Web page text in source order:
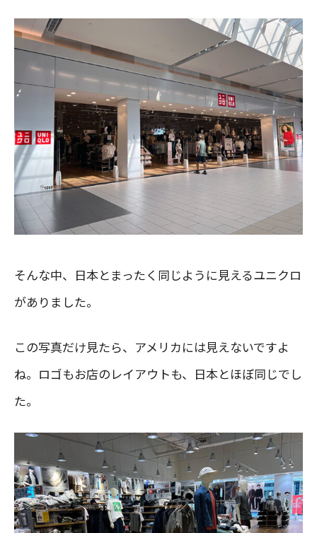
そんな中、日本とまったく同じように見えるユニクロ
がありました。
この写真だけ見たら、アメリカには見えないですよ
ね。ロゴもお店のレイアウトも、日本とほぼ同じでし
た。